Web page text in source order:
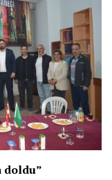
doldu”